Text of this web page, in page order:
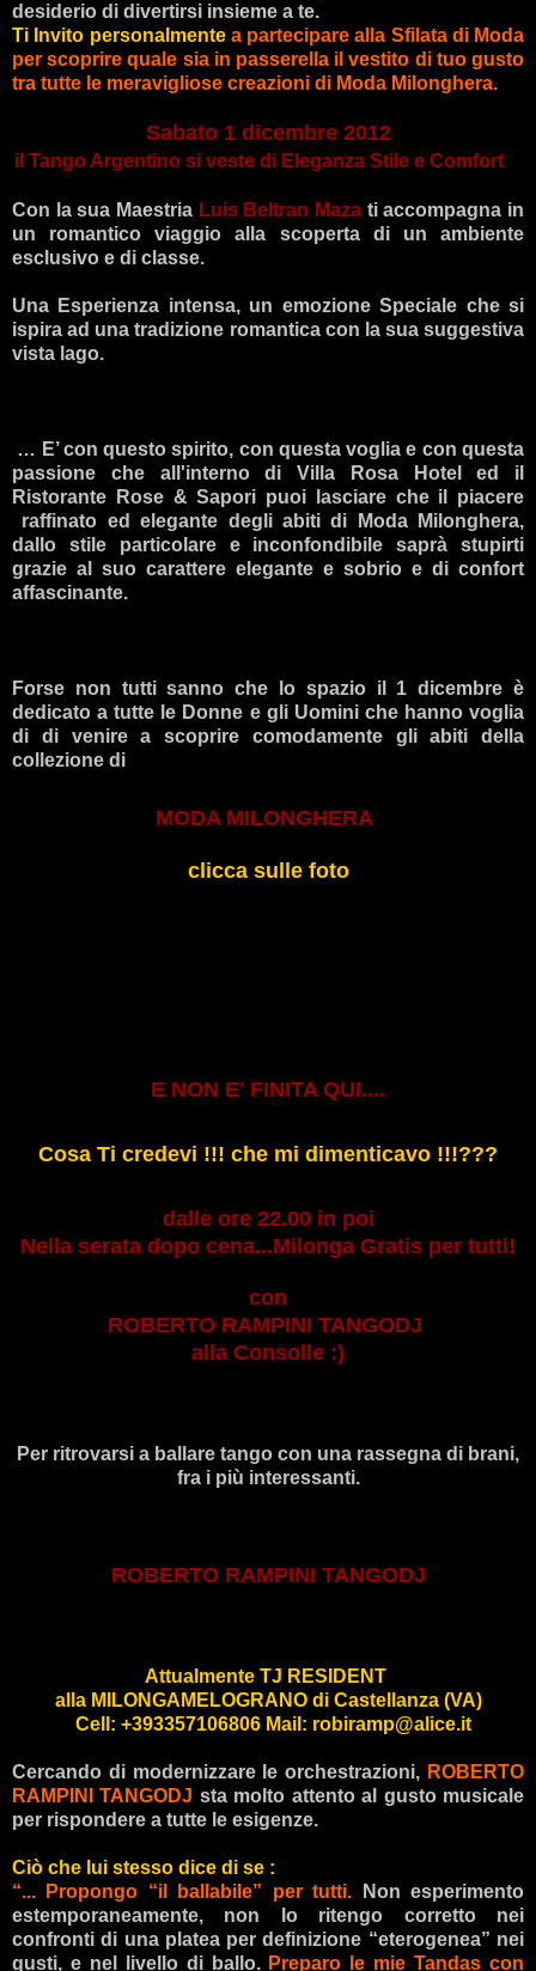
desiderio di divertirsi insieme a te.
Ti Invito personalmentea partecipare alla Sfilata di Moda
per scoprire quale sia in passerella il vestito di tuo gusto
tra tutte le meravigliose creazioni di Moda Milonghera.
Sabato 1 dicembre 2012
il Tango Argentino si veste di Eleganza Stile e Comfort
Con la sua Maestria Luis Beltran Maza ti accompagna in
un romantico viaggio alla scoperta di un ambiente
esclusivo e di classe.
Una Esperienza intensa, un emozione Speciale che si
ispira ad una tradizione romantica con la sua suggestiva
vista lago.
… E’ con questo spirito, con questa voglia e con questa
passione che all'interno di Villa Rosa Hotel ed il
Ristorante Rose & Sapori puoi lasciare che il piacere
raffinato ed elegante degli abiti di Moda Milonghera,
dallo stile particolare e inconfondibile saprà stupirti
grazie al suo carattere elegante e sobrio e di confort
affascinante.
Forse non tutti sanno che lo spazio il 1 dicembre è
dedicato a tutte le Donne e gli Uomini che hanno voglia
di di venire a scoprire comodamente gli abiti della
collezione di
MODA MILONGHERA
clicca sulle foto
E NON E' FINITA QUI....
Cosa Ti credevi !!! che mi dimenticavo !!!???
dalle ore 22.00 in poi
Nella serata dopo cena...Milonga Gratis per tutti!
con
ROBERTO RAMPINI TANGODJ
alla Consolle :)
Per ritrovarsi a ballare tango con una rassegna di brani,
fra i più interessanti.
ROBERTO RAMPINI TANGODJ
Attualmente TJ RESIDENT
alla MILONGAMELOGRANO di Castellanza (VA)
Cell: +393357106806 Mail: robiramp@alice.it
Cercando di modernizzare le orchestrazioni, ROBERTO
RAMPINI TANGODJ sta molto attento al gusto musicale
per rispondere a tutte le esigenze.
Ciò che lui stesso dice di se :
“... Propongo “il ballabile” per tutti.
Non esperimento
estemporaneamente, non lo ritengo corretto nei
confronti di una platea per definizione “eterogenea” nei
gusti, e nel livello di ballo. Preparo le mie Tandas con